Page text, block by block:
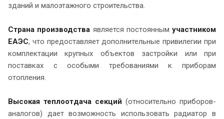
зданий и малоэтажного строительства.
Страна производства является постоянным участником
ЕАЭС, что предоставляет дополнительные привилегии при
комплектации крупных объектов застройки или при
поставках с особыми требованиями к приборам
отопления.
Высокая теплоотдача секций (относительно приборов-
аналогов) дает возможность использовать радиатор в